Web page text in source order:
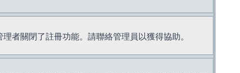
者關閉了註冊功能。請聯絡管理員以獲得協助。